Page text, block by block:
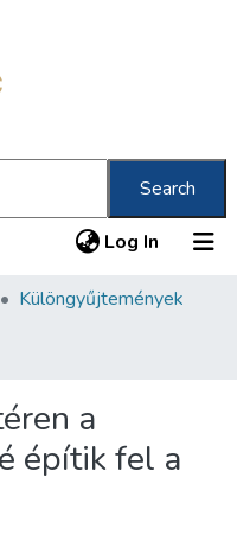
Search
Log In (current)
Különgyűjtemények
a
építik fel a